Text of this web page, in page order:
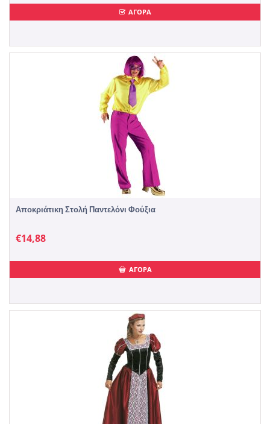
ΑΓΟΡΑ
Αποκριάτικη Στολή Παντελόνι Φούξια
€14,88
ΑΓΟΡΑ